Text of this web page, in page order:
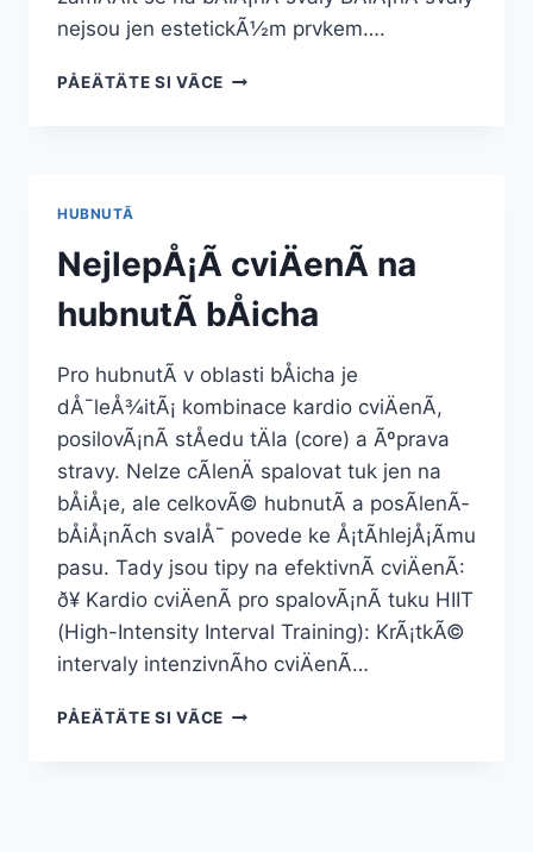
nejsou jen estetickÃ½m prvkem….
PÅEÄTÄTE SI VÃ­CENEJLEPÅ¡Ã­
HUBNUTÃ­
NejlepÅ¡Ã­ cviÄenÃ­ na
hubnutÃ­ bÅicha
Pro hubnutÃ­ v oblasti bÅicha je
dÅ¯leÅ¾itÃ¡ kombinace kardio cviÄenÃ­,
posilovÃ¡nÃ­ stÅedu tÄla (core) a Ãºprava
stravy. Nelze cÃ­lenÄ spalovat tuk jen na
bÅiÅ¡e, ale celkovÃ© hubnutÃ­ a posÃ­lenÃ­
bÅiÅ¡nÃ­ch svalÅ¯ povede ke Å¡tÃ­hlejÅ¡Ã­mu
pasu. Tady jsou tipy na efektivnÃ­ cviÄenÃ­:
ð¥ Kardio cviÄenÃ­ pro spalovÃ¡nÃ­ tuku HIIT
(High-Intensity Interval Training): KrÃ¡tkÃ©
intervaly intenzivnÃ­ho cviÄenÃ­…
PÅEÄTÄTE SI VÃ­CENEJLEPÅ¡Ã­